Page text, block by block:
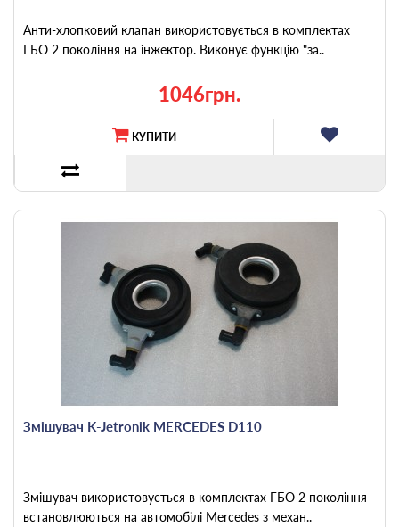
Анти-хлопковий клапан використовується в комплектах
ГБО 2 покоління на інжектор. Виконує функцію "за..
1046грн.
КУПИТИ
Змішувач K-Jetronik MERCEDES D110
Змішувач використовується в комплектах ГБО 2 покоління
встановлюються на автомобілі Mercedes з механ..